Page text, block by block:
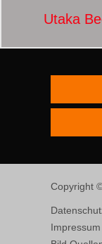
Utaka
Copyright
Impressum